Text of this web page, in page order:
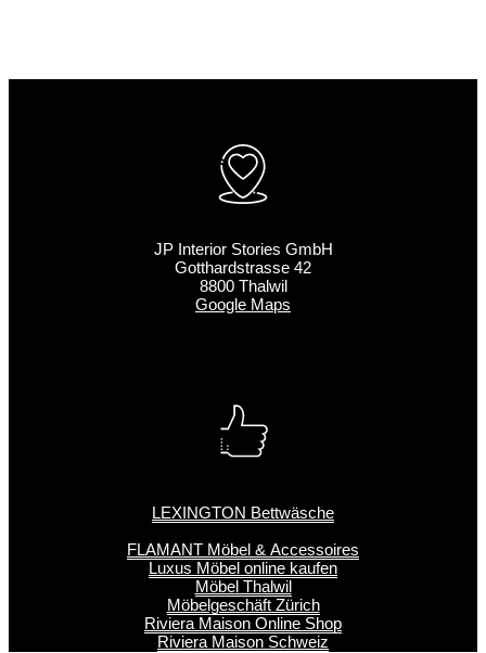
JP Interior Stories GmbH
Gotthardstrasse 42
8800 Thalwil
Google Maps
LEXINGTON Bettwäsche
FLAMANT Möbel & Accessoires
Luxus Möbel online kaufen
Möbel Thalwil
Möbelgeschäft Zürich
Riviera Maison Online Shop
Riviera Maison Schweiz